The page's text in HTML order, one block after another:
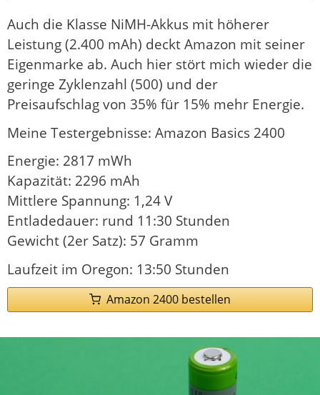
Auch die Klasse NiMH-Akkus mit höherer
Leistung (2.400 mAh) deckt Amazon mit seiner
Eigenmarke ab. Auch hier stört mich wieder die
geringe Zyklenzahl (500) und der
Preisaufschlag von 35% für 15% mehr Energie.
Meine Testergebnisse: Amazon Basics 2400
Energie: 2817 mWh
Kapazität: 2296 mAh
Mittlere Spannung: 1,24 V
Entladedauer: rund 11:30 Stunden
Gewicht (2er Satz): 57 Gramm
Laufzeit im Oregon: 13:50 Stunden
Amazon 2400 bestellen